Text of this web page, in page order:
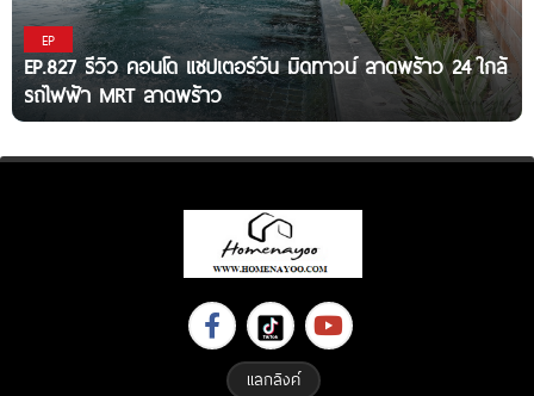
EP
EP.827 รีวิว คอนโด แชปเตอร์วัน มิดทาวน์ ลาดพร้าว 24 ใกล้
รถไฟฟ้า MRT ลาดพร้าว
แลกลิงค์